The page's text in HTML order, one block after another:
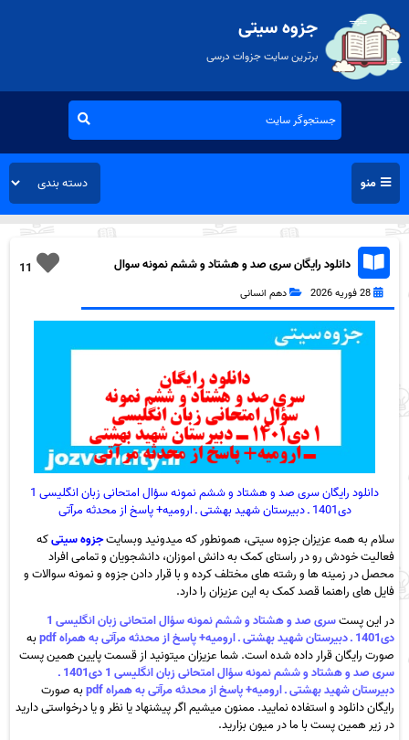
جزوه سیتی
برترین سایت جزوات درسی
منو
11
دانلود رایگان سری صد و هشتاد و ششم نمونه سوال
جامعه شناسی دهم انسانی به همراه pdf
28 فوریه 2026 دهم انسانی
دانلود رایگان سری صد و هشتاد و ششم نمونه سؤال امتحانی زبان انگلیسی 1
دی1401 ـ دبیرستان شهید بهشتی ـ ارومیه+ پاسخ از محدثه مرآتی
سلام به همه عزیزان جزوه سیتی، همونطور که میدونید وبسایتجزوه سیتیکه
فعالیت خودش رو در راستای کمک به دانش اموزان، دانشجویان و تمامی افراد
محصل در زمینه ها و رشته های مختلف کرده و با قرار دادن جزوه و نمونه سوالات و
فایل های راهنما قصد کمک به این عزیزان را دارد.
در این پست
سری صد و هشتاد و ششم نمونه سؤال امتحانی زبان انگلیسی 1
دی1401 ـ دبیرستان شهید بهشتی ـ ارومیه+ پاسخ از محدثه مرآتی به همراه pdf
به
صورت رایگان قرار داده شده است. شما عزیزان میتونید از قسمت پایین همین پست
سری صد و هشتاد و ششم نمونه سؤال امتحانی زبان انگلیسی 1 دی1401 ـ
دبیرستان شهید بهشتی ـ ارومیه+ پاسخ از محدثه مرآتی به همراه pdf
به صورت
رایگان دانلود و استفاده نمایید. ممنون میشیم اگر پیشنهاد یا نظر و یا درخواستی دارید
در زیر همین پست با ما در میون بزارید.